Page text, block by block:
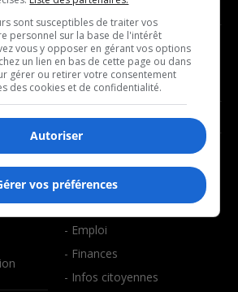
MUSIQUE
- Décompte franco
- Joué récemment
BALADOS
- Art de vivre
- Bien-être
- Emploi
- Finances
- Infos citoyennes
sont susceptibles de traiter vos
personnel sur la base de l'intérêt
vous y opposer en gérant vos options
un lien en bas de cette page ou dans
gérer ou retirer votre consentement
des cookies et de confidentialité.
Autoriser
vos préférences